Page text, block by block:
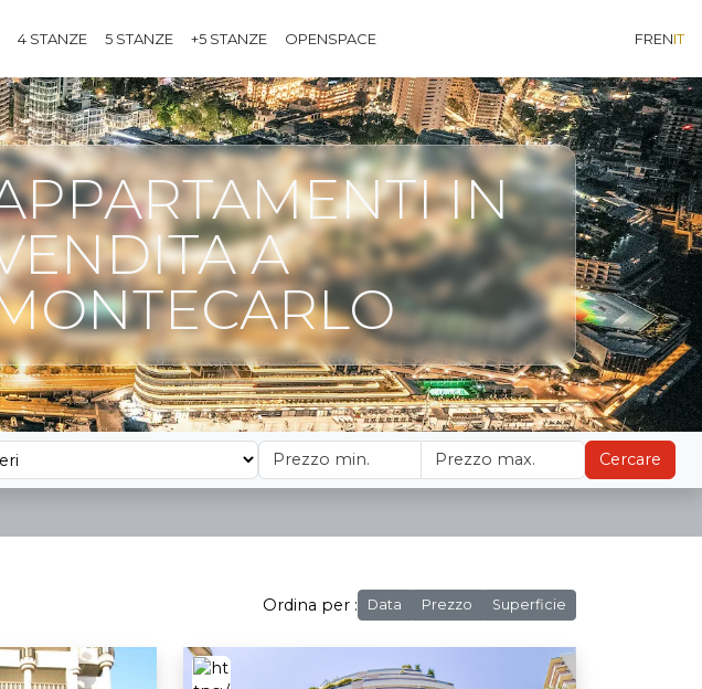
4 STANZE 5 STANZE +5 STANZE OPENSPACE FRENIT
IN
A
Ordina per : Data Prezzo Superficie